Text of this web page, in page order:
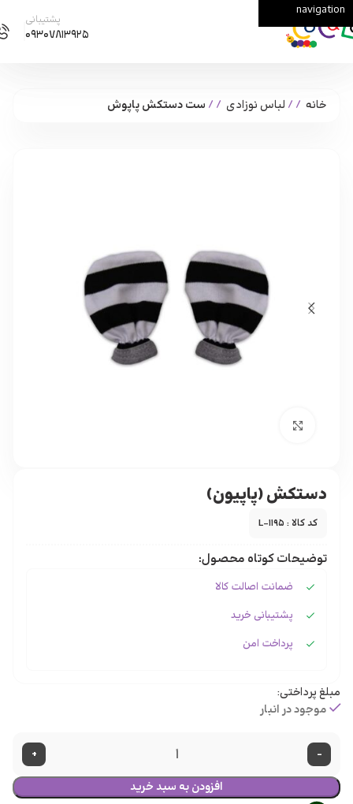
navigation
Skip to main content پشتیبانی
۰۹۳۰۷۸۱۳۹۲۵
خانه / لباس نوزادی / ست دستکش پاپوش
دستکش (پاپیون)
کد کالا : L-1195
توضیحات کوتاه محصول:
ضمانت اصالت کالا
پشتیبانی خرید
پرداخت امن
مبلغ پرداختی:
موجود در انبار
-
+
افزودن به سبد خرید